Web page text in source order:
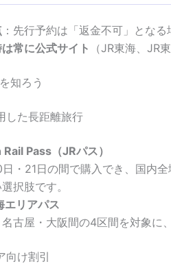
：先行予約は「返金不可」とな
常に公式サイト
（JR東海、JR
知ろう
した長距離旅行
Pass（JRパス）
日・21日の間で購入でき、国内
択肢です。
エリアパス
古屋・大阪間の4区間を対象に
向け割引